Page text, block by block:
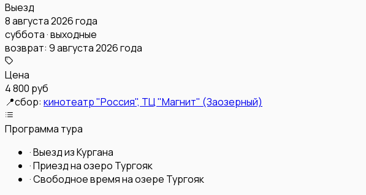
Выезд
8 августа 2026 года
суббота · выходные
возврат: 9 августа 2026 года
Цена
4 800 руб
📍сбор: кинотеатр "Россия", ТЦ "Магнит" (Заозерный)
Программа тура
·Выезд из Кургана
·Приезд на озеро Тургояк
·Свободное время на озере Тургояк